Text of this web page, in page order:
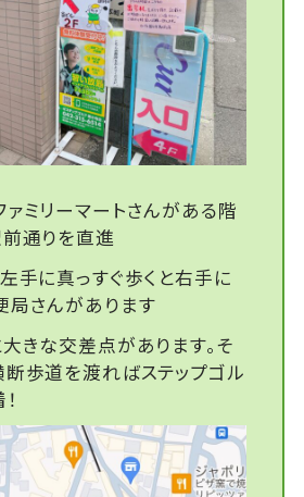
ミリーマートさんがある階
通りを直進
手に真っすぐ歩くと右手に
さんがあります
きな交差点があります。そ
歩道を渡ればステップゴル